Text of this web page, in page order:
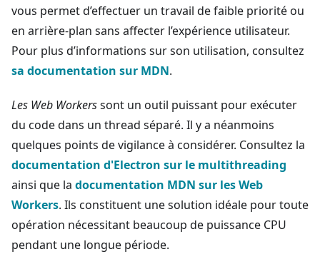
vous permet d’effectuer un travail de faible priorité ou
en arrière-plan sans affecter l’expérience utilisateur.
Pour plus d’informations sur son utilisation, consultez
sa documentation sur MDN.
Les Web Workerssont un outil puissant pour exécuter
du code dans un thread séparé. Il y a néanmoins
quelques points de vigilance à considérer. Consultez la
documentation d'Electron sur le multithreading
ainsi que la documentation MDN sur les Web
Workers. Ils constituent une solution idéale pour toute
opération nécessitant beaucoup de puissance CPU
pendant une longue période.